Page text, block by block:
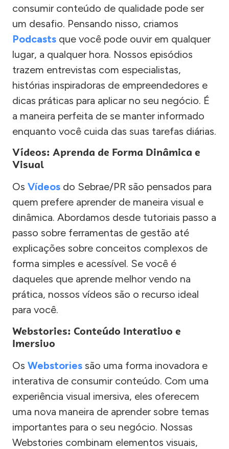
consumir conteúdo de qualidade pode ser
um desafio. Pensando nisso, criamos
Podcasts que você pode ouvir em qualquer
lugar, a qualquer hora. Nossos episódios
trazem entrevistas com especialistas,
histórias inspiradoras de empreendedores e
dicas práticas para aplicar no seu negócio. É
a maneira perfeita de se manter informado
enquanto você cuida das suas tarefas diárias.
Vídeos: Aprenda de Forma Dinâmica e
Visual
Os Vídeos do Sebrae/PR são pensados para
quem prefere aprender de maneira visual e
dinâmica. Abordamos desde tutoriais passo a
passo sobre ferramentas de gestão até
explicações sobre conceitos complexos de
forma simples e acessível. Se você é
daqueles que aprende melhor vendo na
prática, nossos vídeos são o recurso ideal
para você.
Webstories: Conteúdo Interativo e
Imersivo
Os Webstories são uma forma inovadora e
interativa de consumir conteúdo. Com uma
experiência visual imersiva, eles oferecem
uma nova maneira de aprender sobre temas
importantes para o seu negócio. Nossas
Webstories combinam elementos visuais,